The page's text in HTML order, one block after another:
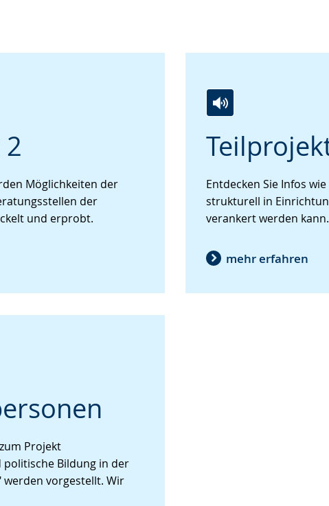
Möglichkeiten der
der
und erprobt.
Leichten
Sprache
Audio-
Unterstützung.
Video
in
Gebärdensprache
wird
angezeigt.
Entdecken Sie Infos
strukturell in
verankert werden kann.
mehr erfahren
Projekt
Bildung in der
werden vorgestellt. Wir